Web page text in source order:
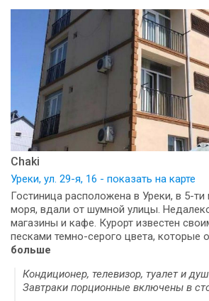
Chaki
Уреки, ул. 29-я, 16 - показать на карте
Гостиница расположена в Уреки, в 5-
моря, вдали от шумной улицы.
магазины и кафе. Курорт известен
песками темно-серого цвета, которые
больше
Кондиционер, телевизор, туалет и
Завтраки порционные включены в